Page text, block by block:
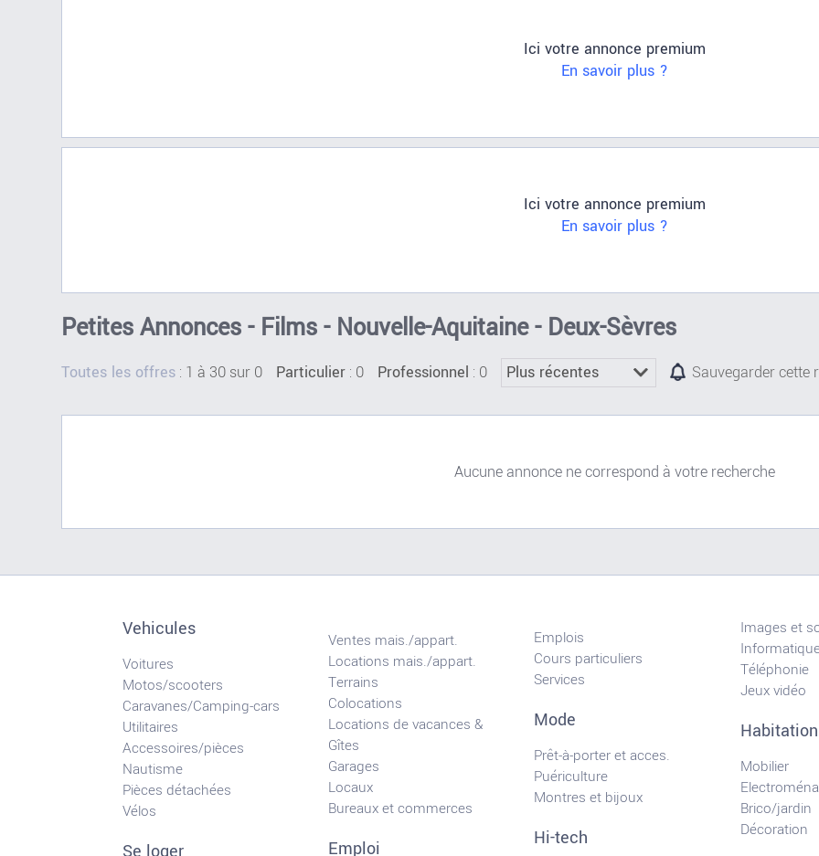
Ici votre annonce premium
En savoir plus ?
Ici votre annonce premium
En savoir plus ?
Petites Annonces - Films - Nouvelle-Aquitaine - Deux-Sèvres
Toutes les offres : 1 à 30 sur 0 Particulier : 0 Professionnel : 0 Sauvegarder cette
Aucune annonce ne correspond à votre recherche
Vehicules
Voitures
Motos/scooters
Caravanes/Camping-cars
Utilitaires
Accessoires/pièces
Nautisme
Pièces détachées
Vélos
Ventes mais./appart.
Locations mais./appart.
Terrains
Colocations
Locations de vacances &
Gîtes
Garages
Locaux
Bureaux et commerces
Emploi
Emplois
Cours particuliers
Services
Mode
Prêt-à-porter et acces.
Puériculture
Montres et bijoux
Hi-tech
Images et
Téléphonie
Jeux vidéo
Habitation
Mobilier
Brico/jardin
Décoration